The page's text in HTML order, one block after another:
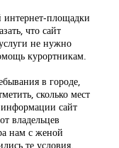
интернет-площадки
что сайт
не нужно
курортникам.
в городе,
сколько мест
информации сайт
владельцев
нам с женой
те условия,